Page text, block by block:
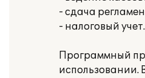
- сдача
- налоговый учет.
Программный
использовании.